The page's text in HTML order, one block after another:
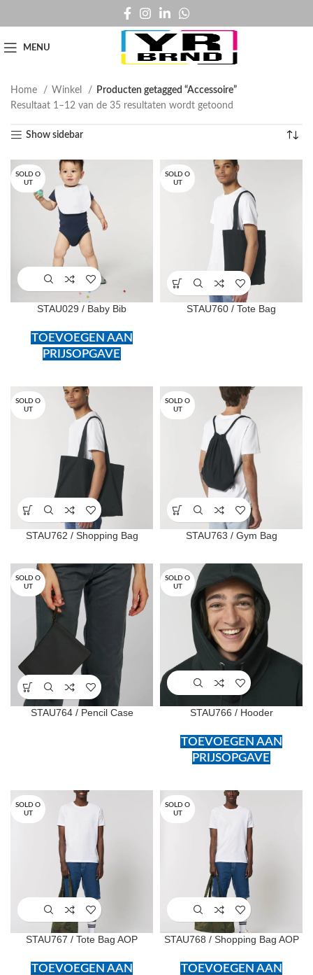
MENU
Home Winkel
Producten getagged “Accessoire”
Resultaat 1–12 van de 35 resultaten wordt getoond
Show sidebar
SOLD O
UT
STAU029 / Baby Bib
TOEVOEGEN AAN
PRIJSOPGAVE
SOLD O
UT
STAU760 / Tote Bag
SOLD O
UT
STAU762 / Shopping Bag
SOLD O
UT
STAU763 / Gym Bag
SOLD O
UT
STAU764 / Pencil Case
SOLD O
UT
STAU766 / Hooder
TOEVOEGEN AAN
PRIJSOPGAVE
SOLD O
UT
STAU767 / Tote Bag AOP
TOEVOEGEN AAN
SOLD O
UT
STAU768 / Shopping Bag AOP
TOEVOEGEN AAN